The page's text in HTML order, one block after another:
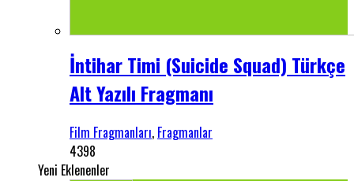
İntihar Timi (Suicide Squad) Türkçe
Alt Yazılı Fragmanı
Film Fragmanları, Fragmanlar
4398
Yeni Eklenenler